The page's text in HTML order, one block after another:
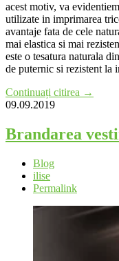
acest motiv, va
utilizate in imprimarea
avantaje fata de cele
mai elastica si mai
este o tesatura naturala
de puternic si rezistent
Continuați citirea →
09.09.2019
Brandarea
Blog
ilise
Permalink